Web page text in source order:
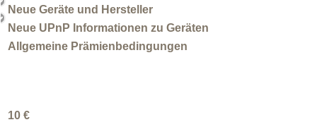
Neue Geräte und Hersteller
Neue UPnP Informationen zu Geräten
Allgemeine Prämienbedingungen
10 €